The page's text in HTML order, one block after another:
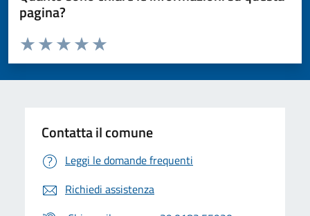
pagina?
Valuta da 1 a 5 stelle la pagina
Valuta 5 stelle su 5
Valuta 4 stelle su 5
Valuta 3 stelle su 5
Valuta 2 stelle su 5
Valuta 1 stelle su 5
Contatta il comune
Leggi le domande frequenti
Richiedi assistenza